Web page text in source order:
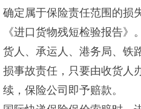
确定属于保险责任范围的损
《进口货物残短检验报告
货人、承运人、港务局、铁
损事故责任，只要由收货人
续，保险公司即予赔款。